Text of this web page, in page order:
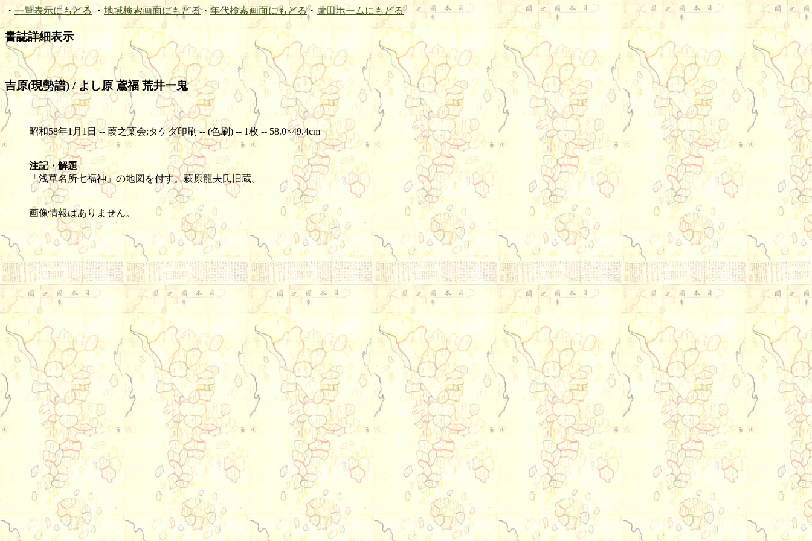
・ 一覧表示にもどる ・ 地域検索画面にもどる・ 年代検索画面にもどる・ 蘆田ホームにもどる
書誌詳細表示
吉原(現勢譜) / よし原 鳶福 荒井一鬼
昭和58年1月1日 -- 葭之葉会;タケダ印刷 -- (色刷) -- 1枚 -- 58.0×49.4cm
注記・解題
「浅草名所七福神」の地図を付す。萩原龍夫氏旧蔵。
画像情報はありません。